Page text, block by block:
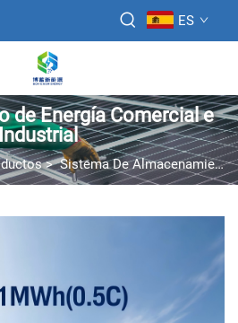
ES
de Energía Comercial e
>Sistema De Almacenamiento De Energía